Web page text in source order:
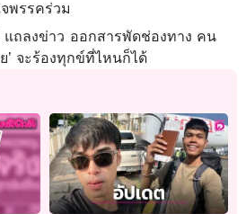
พรรคร่วม
แถลงข่าว ออกสารพัดช่องทาง คน
’ จะร้องทุกข์ที่ไหนก็ได้